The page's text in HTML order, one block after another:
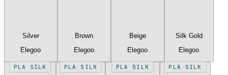
Silver
Elegoo
Brown
Elegoo
Beige
Elegoo
Silk Gold
Elegoo
PLA SILK PLA SILK PLA SILK PLA SILK